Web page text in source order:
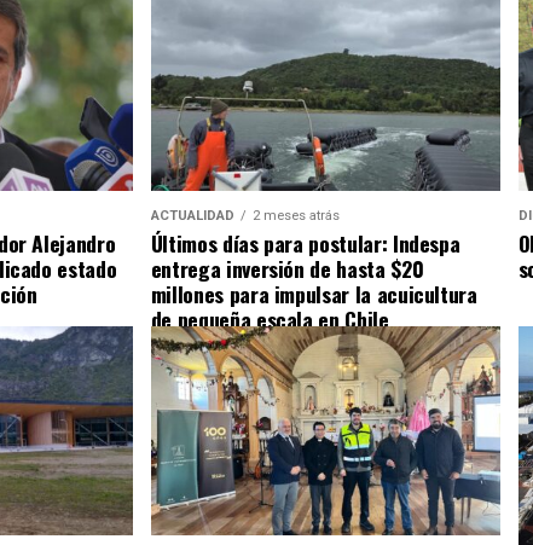
Alejandro
estado
ACTUALIDAD 2 meses atrás
Últimos días para postular: Indespa
entrega inversión de hasta $20
millones para impulsar la acuicultura
de pequeña escala en Chile